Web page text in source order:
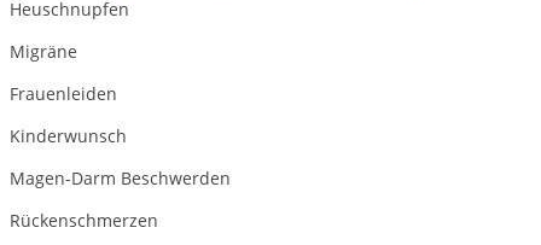
Heuschnupfen
Migräne
Frauenleiden
Kinderwunsch
Magen-Darm Beschwerden
Rückenschmerzen